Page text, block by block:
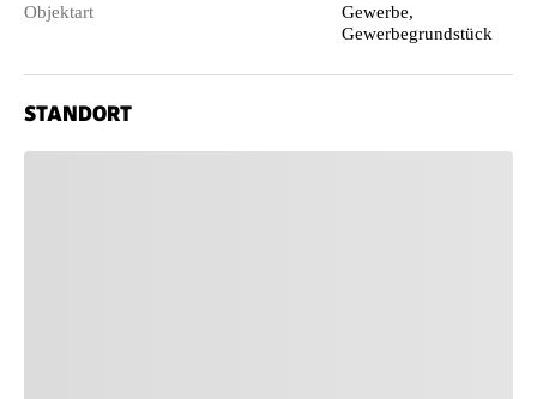
Objektart
Gewerbe,
Gewerbegrundstück
STANDORT